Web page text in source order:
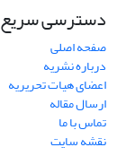
دسترسی سریع
صفحه اصلی
درباره نشریه
اعضای هیات تحریریه
ارسال مقاله
تماس با ما
نقشه سایت